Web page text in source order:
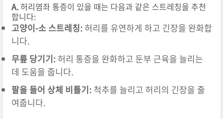
A.허리염좌 통증이 있을 때는 다음과 같은 스트레칭을 추천
합니다:
고양이-소 스트레칭: 허리를 유연하게 하고 긴장을 완화합
니다.
무릎 당기기: 허리 통증을 완화하고 둔부 근육을 늘리는
데 도움을 줍니다.
팔을 들어 상체 비틀기: 척추를 늘리고 허리의 긴장을 줄
여줍니다.